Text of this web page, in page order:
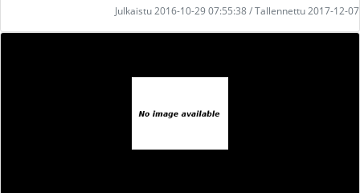
Julkaistu 2016-10-29 07:55:38 / Tallennettu 2017-12-07